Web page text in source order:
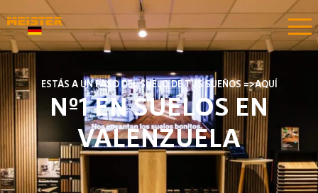
ESTÁS A UN PASO DEL SUELO DE TUS SUEÑOS =>AQUÍ​​
Nº1 EN SUELOS EN
VALENZUELA